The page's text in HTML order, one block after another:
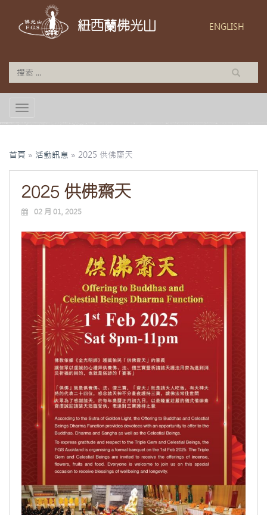
紐西蘭佛光山 ENGLISH
TOGGLE NAVIGATION
首頁 » 活動訊息 » 2025 供佛齋天
2025 供佛齋天
02 月 01, 2025